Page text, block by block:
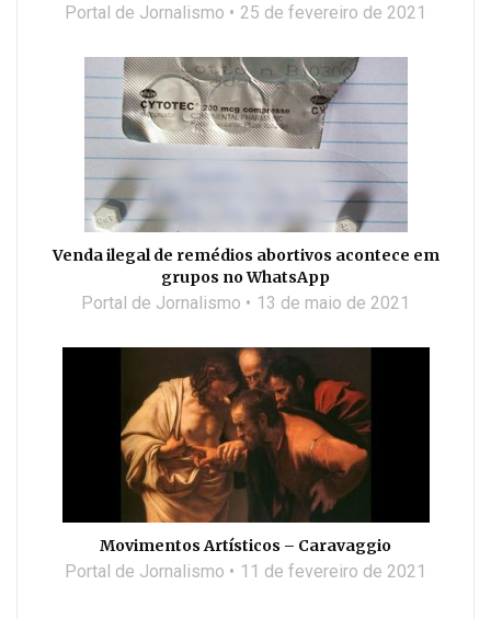
Portal de Jornalismo 25 de fevereiro de 2021
Venda ilegal de remédios abortivos acontece em
grupos no WhatsApp
Portal de Jornalismo 13 de maio de 2021
Movimentos Artísticos – Caravaggio
Portal de Jornalismo 11 de fevereiro de 2021